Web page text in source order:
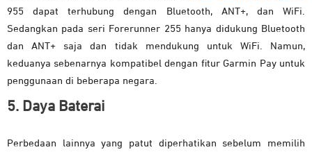
955 dapat terhubung dengan Bluetooth, ANT+, dan WiFi.
Sedangkan pada seri Forerunner 255 hanya didukung Bluetooth
dan ANT+ saja dan tidak mendukung untuk WiFi. Namun,
keduanya sebenarnya kompatibel dengan fitur Garmin Pay untuk
penggunaan di beberapa negara.
5. Daya Baterai
Perbedaan lainnya yang patut diperhatikan sebelum memilih